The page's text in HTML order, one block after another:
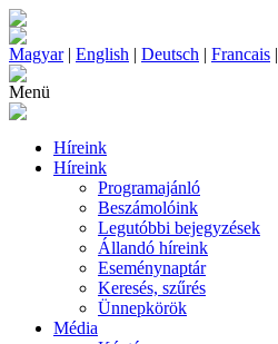
Magyar| English | Deutsch | Francais |
Menü
Híreink
Híreink
Programajánló
Beszámolóink
Legutóbbi bejegyzések
Állandó híreink
Eseménynaptár
Keresés, szűrés
Ünnepkörök
Média